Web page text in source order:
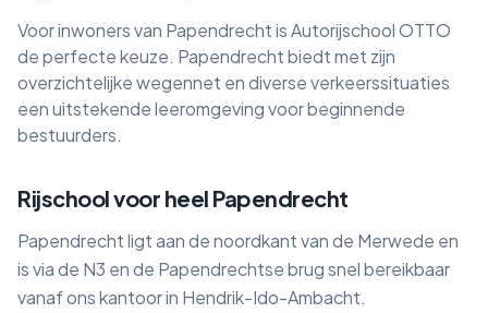
Voor inwoners van Papendrecht is Autorijschool OTTO
de perfecte keuze. Papendrecht biedt met zijn
overzichtelijke wegennet en diverse verkeerssituaties
een uitstekende leeromgeving voor beginnende
bestuurders.
Rijschool voor heel Papendrecht
Papendrecht ligt aan de noordkant van de Merwede en
is via de N3 en de Papendrechtse brug snel bereikbaar
vanaf ons kantoor in Hendrik-Ido-Ambacht.